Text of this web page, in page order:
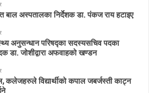
बाल अस्पतालका निर्देशक डा. पंकज राय हटाइए
अनुसन्धान परिषद्का सदस्यसचिव पदका
डा. जोशीद्वारा अफवाहको खण्डन
कलेजहरुले विद्यार्थीको कपाल जबर्जस्ती काट्न